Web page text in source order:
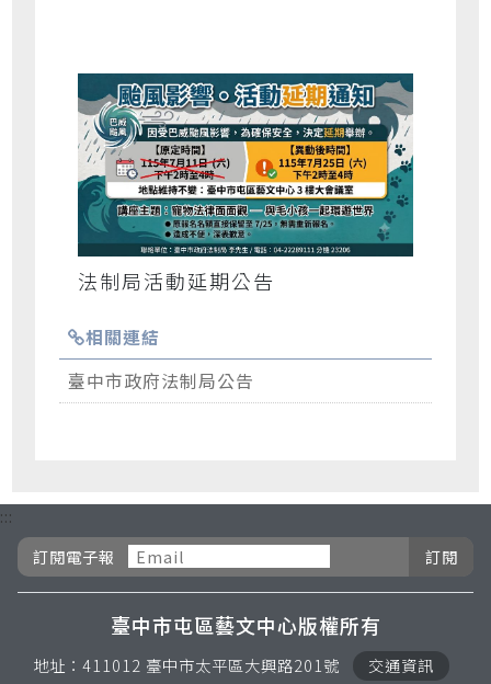
法制局活動延期公告
相關連結
臺中市政府法制局公告
:::
訂閱電子報
訂閱電子報按鈕
臺中市屯區藝文中心版權所有
地址：411012 臺中市太平區大興路201號 交通資訊